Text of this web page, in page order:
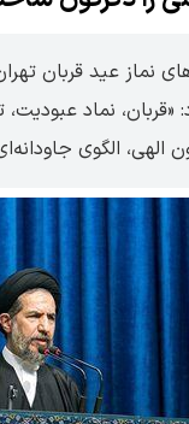
عید قربان
«قربان، نماد
الهی، الگوی